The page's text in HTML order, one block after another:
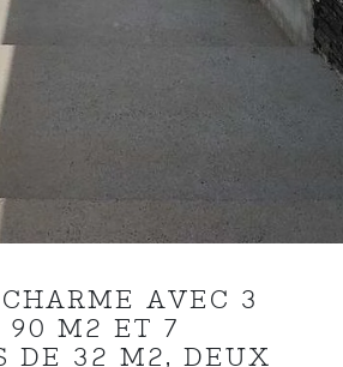
AVEC 3
90 M2 ET 7
DE 32 M2, DEUX